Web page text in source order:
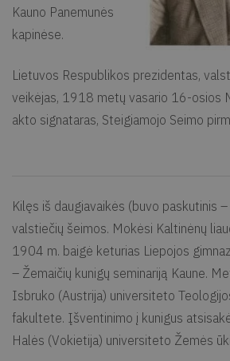
Kauno Panemunės
kapinėse.
Lietuvos Respublikos prezidentas,
veikėjas, 1918 metų vasario 16-osios
akto signataras, Steigiamojo Seimo
Kilęs iš daugiavaikės (buvo paskutinis
valstiečių šeimos. Mokėsi Kaltinėnų
1904 m. baigė keturias Liepojos
– Žemaičių kunigų seminariją Kaune.
Isbruko (Austrija) universiteto
fakultete. Įšventinimo į kunigus
Halės (Vokietija) universiteto Žemės